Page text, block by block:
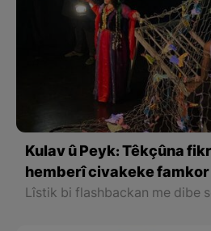
Kulav û Peyk: Têkçûna
hemberî civakeke famkor